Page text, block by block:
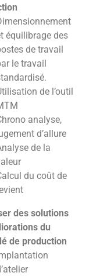
équilibrage des
de travail
le travail
de l’outil
analyse,
d’allure
de la
du coût de
des solutions
du
de production